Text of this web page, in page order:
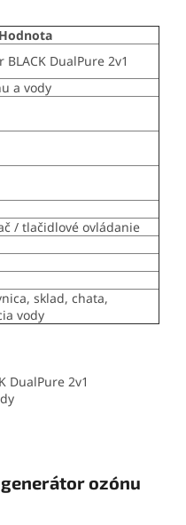
Hodnota
DualPure 2v1
a vody
/ tlačidlové ovládanie
sklad, chata,
vody
DualPure 2v1
generátor ozónu